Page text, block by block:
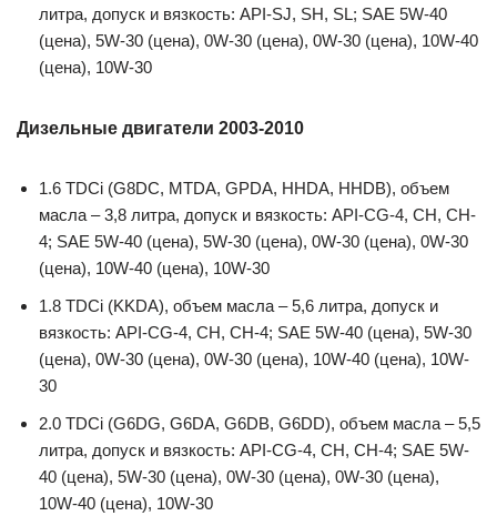
литра, допуск и вязкость: API-SJ, SH, SL; SAE 5W-40
(цена), 5W-30 (цена), 0W-30 (цена), 0W-30 (цена), 10W-40
(цена), 10W-30
Дизельные двигатели 2003-2010
1.6 TDCi (G8DC, MTDA, GPDA, HHDA, HHDB), объем
масла – 3,8 литра, допуск и вязкость: API-CG-4, CH, CH-
4; SAE 5W-40 (цена), 5W-30 (цена), 0W-30 (цена), 0W-30
(цена), 10W-40 (цена), 10W-30
1.8 TDCi (KKDA), объем масла – 5,6 литра, допуск и
вязкость: API-CG-4, CH, CH-4; SAE 5W-40 (цена), 5W-30
(цена), 0W-30 (цена), 0W-30 (цена), 10W-40 (цена), 10W-
30
2.0 TDCi (G6DG, G6DA, G6DB, G6DD), объем масла – 5,5
литра, допуск и вязкость: API-CG-4, CH, CH-4; SAE 5W-
40 (цена), 5W-30 (цена), 0W-30 (цена), 0W-30 (цена),
10W-40 (цена), 10W-30